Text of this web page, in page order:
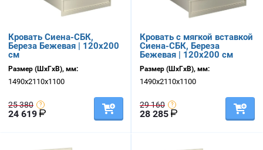
Кровать Сиена-СБК,
Береза Бежевая | 120х200
см
Размер (ШхГхВ), мм:
1490х2110х1100
25 380
24 619
Кровать с мягкой вставкой
Сиена-СБК, Береза
Бежевая | 120х200 см
Размер (ШхГхВ), мм:
1490х2110х1100
29 160
28 285